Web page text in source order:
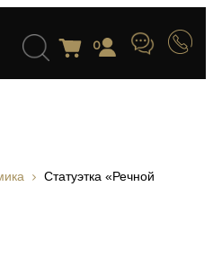
0
Статуэтка «Речной